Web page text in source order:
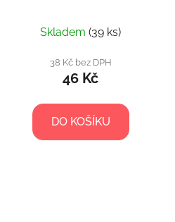
Skladem (39 ks)
38 Kč bez DPH
46 Kč
DO KOŠÍKU